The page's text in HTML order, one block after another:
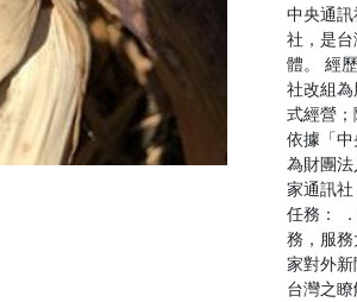
中央通
社，是
體。 經
社改組
式經營
依據「
為財團
家通訊
任務：
務，服
家對外
台灣之